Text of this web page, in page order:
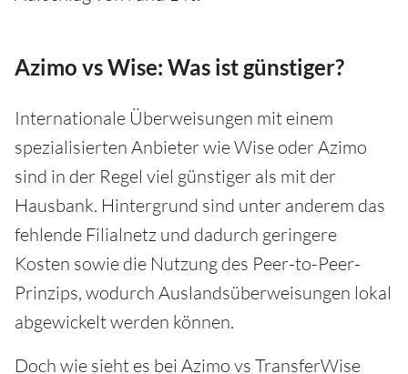
Azimo vs Wise: Was ist günstiger?
Internationale Überweisungen mit einem
spezialisierten Anbieter wie Wise oder Azimo
sind in der Regel viel günstiger als mit der
Hausbank. Hintergrund sind unter anderem das
fehlende Filialnetz und dadurch geringere
Kosten sowie die Nutzung des Peer-to-Peer-
Prinzips, wodurch Auslandsüberweisungen lokal
abgewickelt werden können.
Doch wie sieht es bei Azimo vs TransferWise